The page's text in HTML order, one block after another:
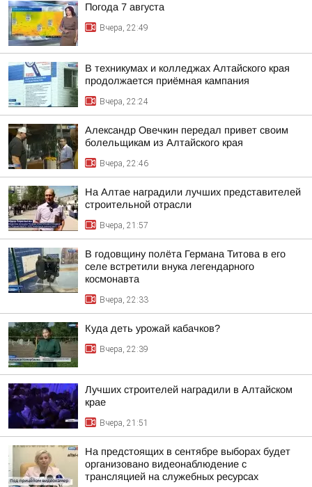
Погода 7 августа
Вчера, 22:49
В техникумах и колледжах Алтайского края
продолжается приёмная кампания
Вчера, 22:24
Александр Овечкин передал привет своим
болельщикам из Алтайского края
Вчера, 22:46
На Алтае наградили лучших представителей
строительной отрасли
Вчера, 21:57
В годовщину полёта Германа Титова в его
селе встретили внука легендарного
космонавта
Вчера, 22:33
Куда деть урожай кабачков?
Вчера, 22:39
Лучших строителей наградили в Алтайском
крае
Вчера, 21:51
На предстоящих в сентябре выборах будет
организовано видеонаблюдение с
трансляцией на служебных ресурсах